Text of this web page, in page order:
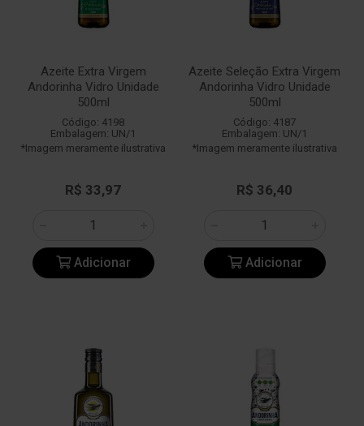
Azeite Extra Virgem
Andorinha Vidro Unidade
500ml
Código: 4198
Embalagem: UN/1
*Imagem meramente ilustrativa
R$ 33,97
Adicionar
Azeite Seleção Extra Virgem
Andorinha Vidro Unidade
500ml
Código: 4187
Embalagem: UN/1
*Imagem meramente ilustrativa
R$ 36,40
Adicionar